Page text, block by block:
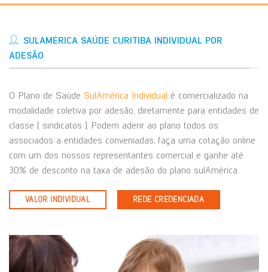
SULAMÉRICA SAÚDE CURITIBA INDIVIDUAL POR
ADESÃO
O Plano de Saúde SulAmérica Individual é comercializado na
modalidade coletiva por adesão, diretamente para entidades de
classe ( sindicatos ). Podem aderir ao plano todos os
associados a entidades conveniadas, faça uma cotação online
com um dos nossos representantes comercial e ganhe até
30% de desconto na taxa de adesão do plano sulAmérica.
VALOR INDIVIDUAL REDE CREDENCIADA